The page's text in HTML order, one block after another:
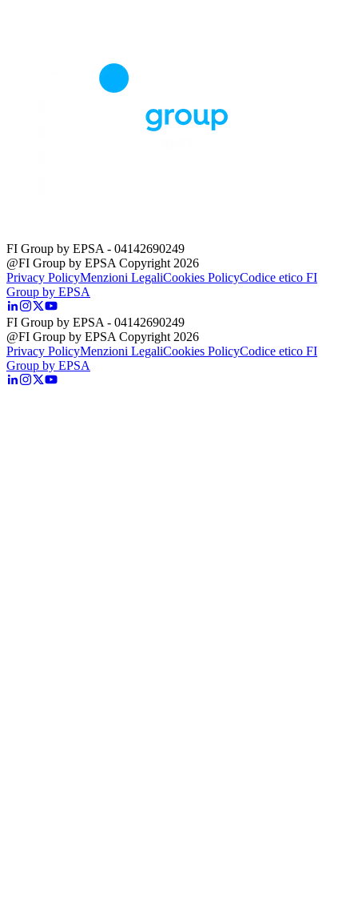
FI Group by EPSA - 04142690249
@FI Group by EPSA Copyright 2026
Privacy PolicyMenzioni LegaliCookies PolicyCodice etico FI
Group by EPSA
FI Group by EPSA - 04142690249
@FI Group by EPSA Copyright 2026
Privacy PolicyMenzioni LegaliCookies PolicyCodice etico FI
Group by EPSA